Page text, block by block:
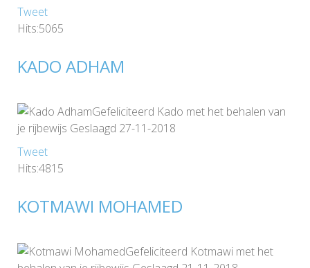
Tweet
Hits:5065
KADO ADHAM
Gefeliciteerd Kado met het behalen van
je rijbewijs Geslaagd 27-11-2018
Tweet
Hits:4815
KOTMAWI MOHAMED
Gefeliciteerd Kotmawi met het